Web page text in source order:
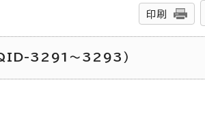
印刷
3291～3293）